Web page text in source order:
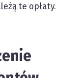
te opłaty.